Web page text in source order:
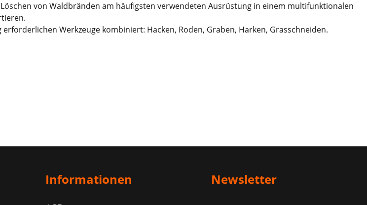
von Waldbränden am häufigsten verwendeten Ausrüstung in einem multifunktionalen
Werkzeuge kombiniert: Hacken, Roden, Graben, Harken, Grasschneiden.
Informationen Newsletter